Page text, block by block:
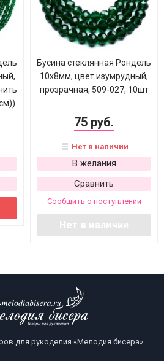
Бусина стеклянная Рондель
10х8мм, цвет изумрудный,
прозрачная, 509-027, 10шт
75 руб.
Нет в наличии
В желания
Сравнить
Сообщить о поступлении
Нет в наличии
для рукоделия «Мелодия бисера»